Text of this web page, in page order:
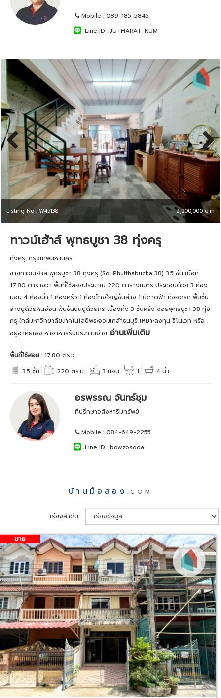
Mobile : 089-185-5845
Line ID : JUTHARAT_KUM
Previous Next
Listing No : W45138 2,200,000 บาท
ทาวน์เฮ้าส์ พุทธบูชา 38 ทุ่งครุ
ทุ่งครุ, กรุงเทพมหานคร
ขายทาวน์เฮ้าส์ พุทธบูชา 38 ทุ่งครุ (Soi Phutthabucha 38) 3.5 ชั้น เนื้อที่
17.80 ตารางวา พื้นที่ใช้สอยประมาณ 220 ตารางเมตร ประกอบด้วย 3 ห้อง
นอน 4 ห้องน้ำ 1 ห้องครัว 1 ห้องโถงใหญ่ชั้นล่าง 1 มีดาดฟ้า ที่จอดรถ พื้นชั้น
ล่างปูด้วยหินอ่อน พื้นชั้นบนปูด้วยกระเบื้องทั้ง 3 ชั้นครึ่ง ซอยพุทธบูชา 38 ทุ่ง
ครุ ใกล้มหาวิทยาลัยเทคโนโลยีพระจอมเกล้าธนบุรี เหมาะลงทุน รีโนเวท หรือ
อยู่อาศัยเอง หาอาหารรับประทานง่าย...อ่านเพิ่มเติม
พื้นที่ใช้สอย :17.80 ตร.ว.
3.5 ชั้น
220 ตร.ม. 3 นอน 1 4 น้ำ
อรพรรณ จันทร์ชุม
ที่ปรึกษาอสังหาริมทรัพย์
Mobile : 084-649-2255
Line ID : bowzosoda
บ้านมือสอง .COM
เรียงลำดับ